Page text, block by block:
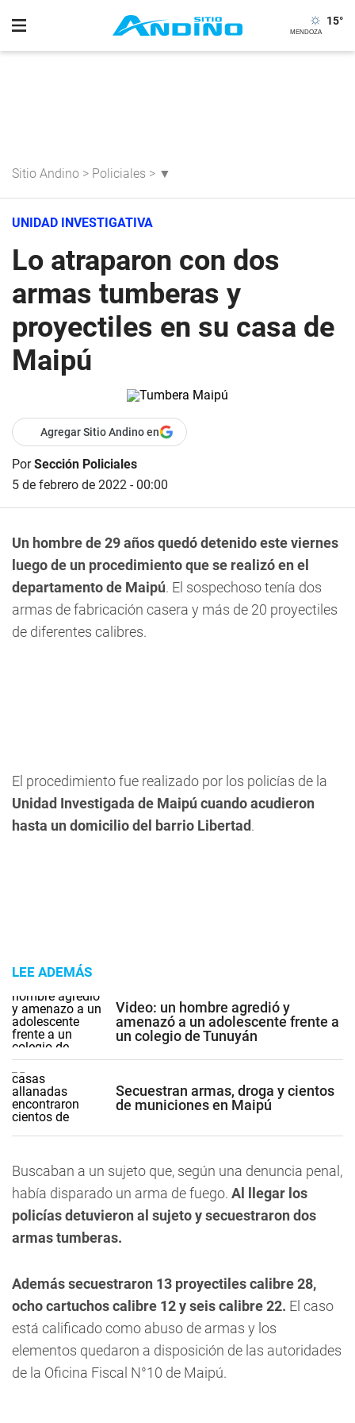
15°
Sitio Andino > Policiales > ▼
UNIDAD INVESTIGATIVA
Lo atraparon con dos
armas tumberas y
proyectiles en su casa de
Maipú
Agregar Sitio Andino en
PorSección Policiales
5 de febrero de 2022 - 00:00
Un hombre de 29 años quedó detenido este viernes
luego de un procedimiento que se realizó en el
departamento de Maipú. El sospechoso tenía dos
armas de fabricación casera y más de 20 proyectiles
de diferentes calibres.
El procedimiento fue realizado por los policías de la
Unidad Investigada de Maipú cuando acudieron
hasta un domicilio del barrio Libertad.
LEE ADEMÁS
Video: un hombre agredió y
amenazó a un adolescente frente a
un colegio de Tunuyán
Secuestran armas, droga y cientos
de municiones en Maipú
Buscaban a un sujeto que, según una denuncia penal,
había disparado un arma de fuego. Al llegar los
policías detuvieron al sujeto y secuestraron dos
armas tumberas.
Además secuestraron 13 proyectiles calibre 28,
ocho cartuchos calibre 12 y seis calibre 22. El caso
está calificado como abuso de armas y los
elementos quedaron a disposición de las autoridades
de la Oficina Fiscal N°10 de Maipú.